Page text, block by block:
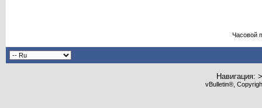
Часовой
Навигация:
vBulletin®,